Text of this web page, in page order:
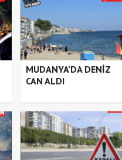
MUDANYA’DA DENİZ
CAN ALDI